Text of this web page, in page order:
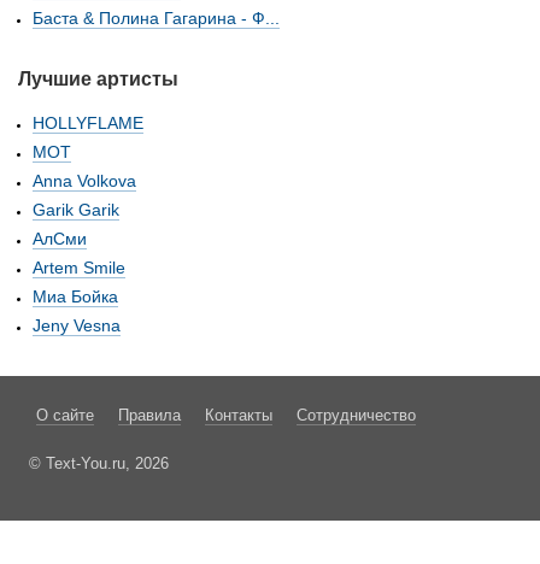
Баста & Полина Гагарина - Ф...
Лучшие артисты
HOLLYFLAME
МОТ
Anna Volkova
Garik Garik
АлСми
Artem Smile
Миа Бойка
Jeny Vesna
О сайте Правила Контакты Сотрудничество
© Text-You.ru, 2026